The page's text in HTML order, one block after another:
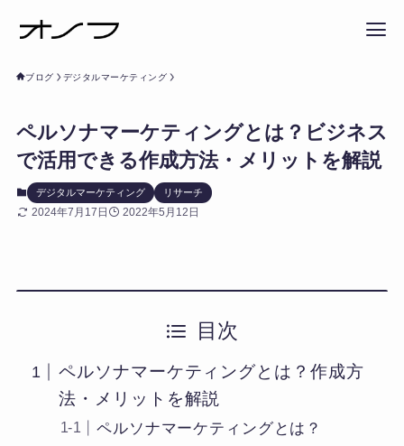
ブログ デジタルマーケティング
ペルソナマーケティングとは？ビジネス
で活用できる作成方法・メリットを解説
デジタルマーケティング リサーチ
2024年7月17日 2022年5月12日
目次
ペルソナマーケティングとは？作成方
法・メリットを解説
ペルソナマーケティングとは？